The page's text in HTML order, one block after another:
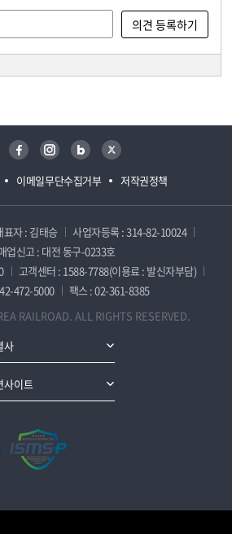
이메일무단수집거부 저작권정책
페이스북 인스타그램 블로그 트위터
표자 : 김태승
사업자등록 : 314-82-10024
업신고 : 대전 동구-0233호
고객센터 : 1588-7788(이용료 : 발신자부담)
472-5000
팩스 : 02-361-8385
RAILROAD. ALL RIGHTS RESERVED.
사
사이트